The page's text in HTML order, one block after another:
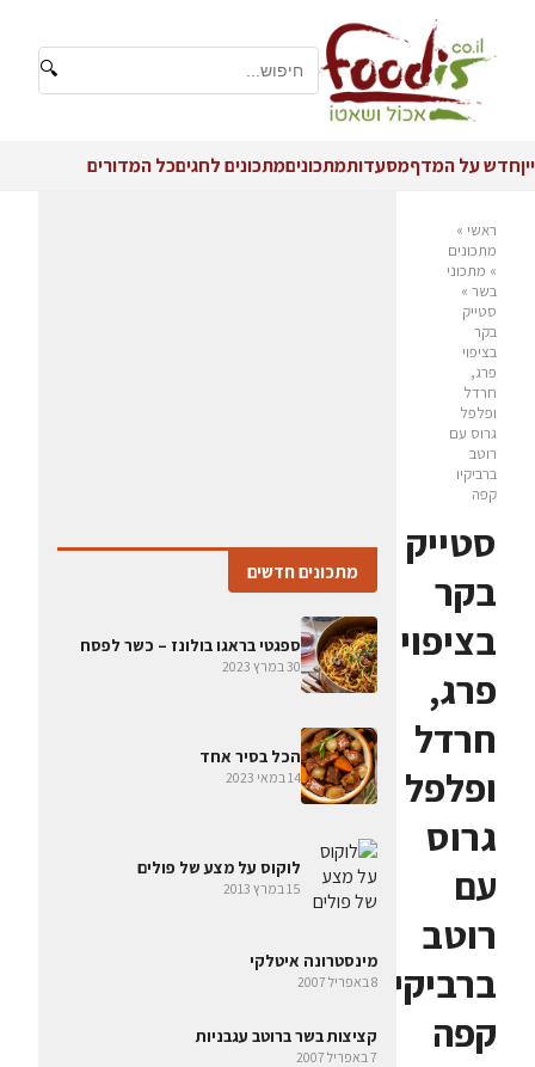
🔍
ייןחדש על המדףמסעדותמתכוניםמתכונים לחגיםכל המדורים
ראשי »
מתכונים
» מתכוני
בשר »
סטייק
בקר
בציפוי
פרג,
חרדל
ופלפל
גרוס עם
רוטב
ברביקיו
קפה
סטייק
בקר
בציפוי
פרג,
חרדל
ופלפל
גרוס
עם
רוטב
ברביקיו
קפה
מתכונים חדשים
ספגטי בראגו בולונז – כשר לפסח
30 במרץ 2023
הכל בסיר אחד
14 במאי 2023
לוקוס על מצע של פולים
15 במרץ 2013
מינסטרונה איטלקי
8 באפריל 2007
קציצות בשר ברוטב עגבניות
7 באפריל 2007